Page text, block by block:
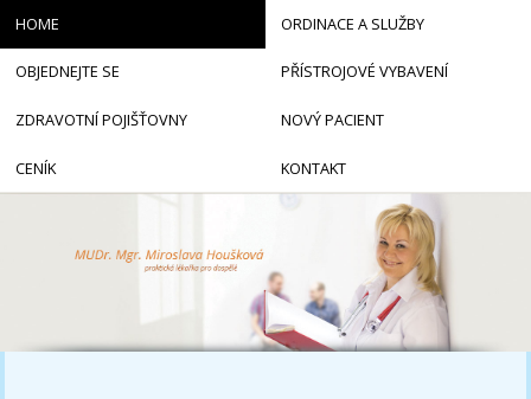
HOME ORDINACE A SLUŽBY
OBJEDNEJTE SE PŘÍSTROJOVÉ VYBAVENÍ
ZDRAVOTNÍ POJIŠŤOVNY NOVÝ PACIENT
CENÍK KONTAKT